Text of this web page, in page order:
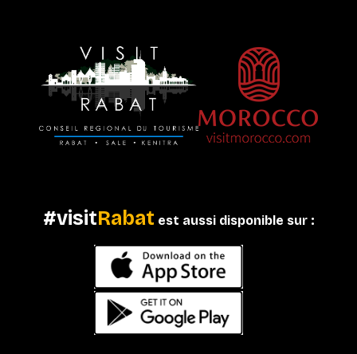
#visitRabat est aussi disponible sur :